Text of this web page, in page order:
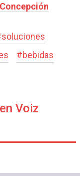
soluciones
#bebidas
Voiz